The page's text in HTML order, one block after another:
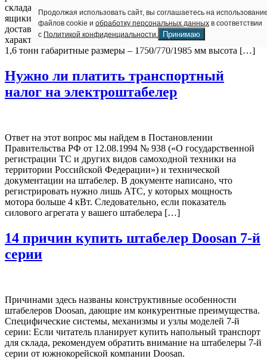
складах, где присутствуют стеллажи или нужно перемещать
ящики в штабели. Штабелер TCM SRS160, который
доставляет наша организация, имеет следующие
характеристики: тип — сопровождаемый грузоподъемность –
1,6 тонн габаритные размеры – 1750/770/1985 мм высота […]
Нужно ли платить транспортный
налог на электроштабелер
Ответ на этот вопрос мы найдем в Постановлении
Правительства РФ от 12.08.1994 № 938 («О государственной
регистрации ТС и других видов самоходной техники на
территории Российской Федерации») и технической
документации на штабелер. В документе написано, что
регистрировать нужно лишь АТС, у которых мощность
мотора больше 4 кВт. Следовательно, если показатель
силового агрегата у вашего штабелера […]
14 причин купить штабелер Doosan 7-й
серии
Причинами здесь названы конструктивные особенности
штабелеров Doosan, дающие им конкурентные преимущества.
Специфические системы, механизмы и узлы моделей 7-й
серии: Если читатель планирует купить напольный транспорт
для склада, рекомендуем обратить внимание на штабелеры 7-й
серии от южнокорейской компании Doosan.
Продолжая использовать сайт, вы соглашаетесь на
файлов cookie и обработку персональных данных в соответствии
с Политикой конфиденциальности. Принимаю